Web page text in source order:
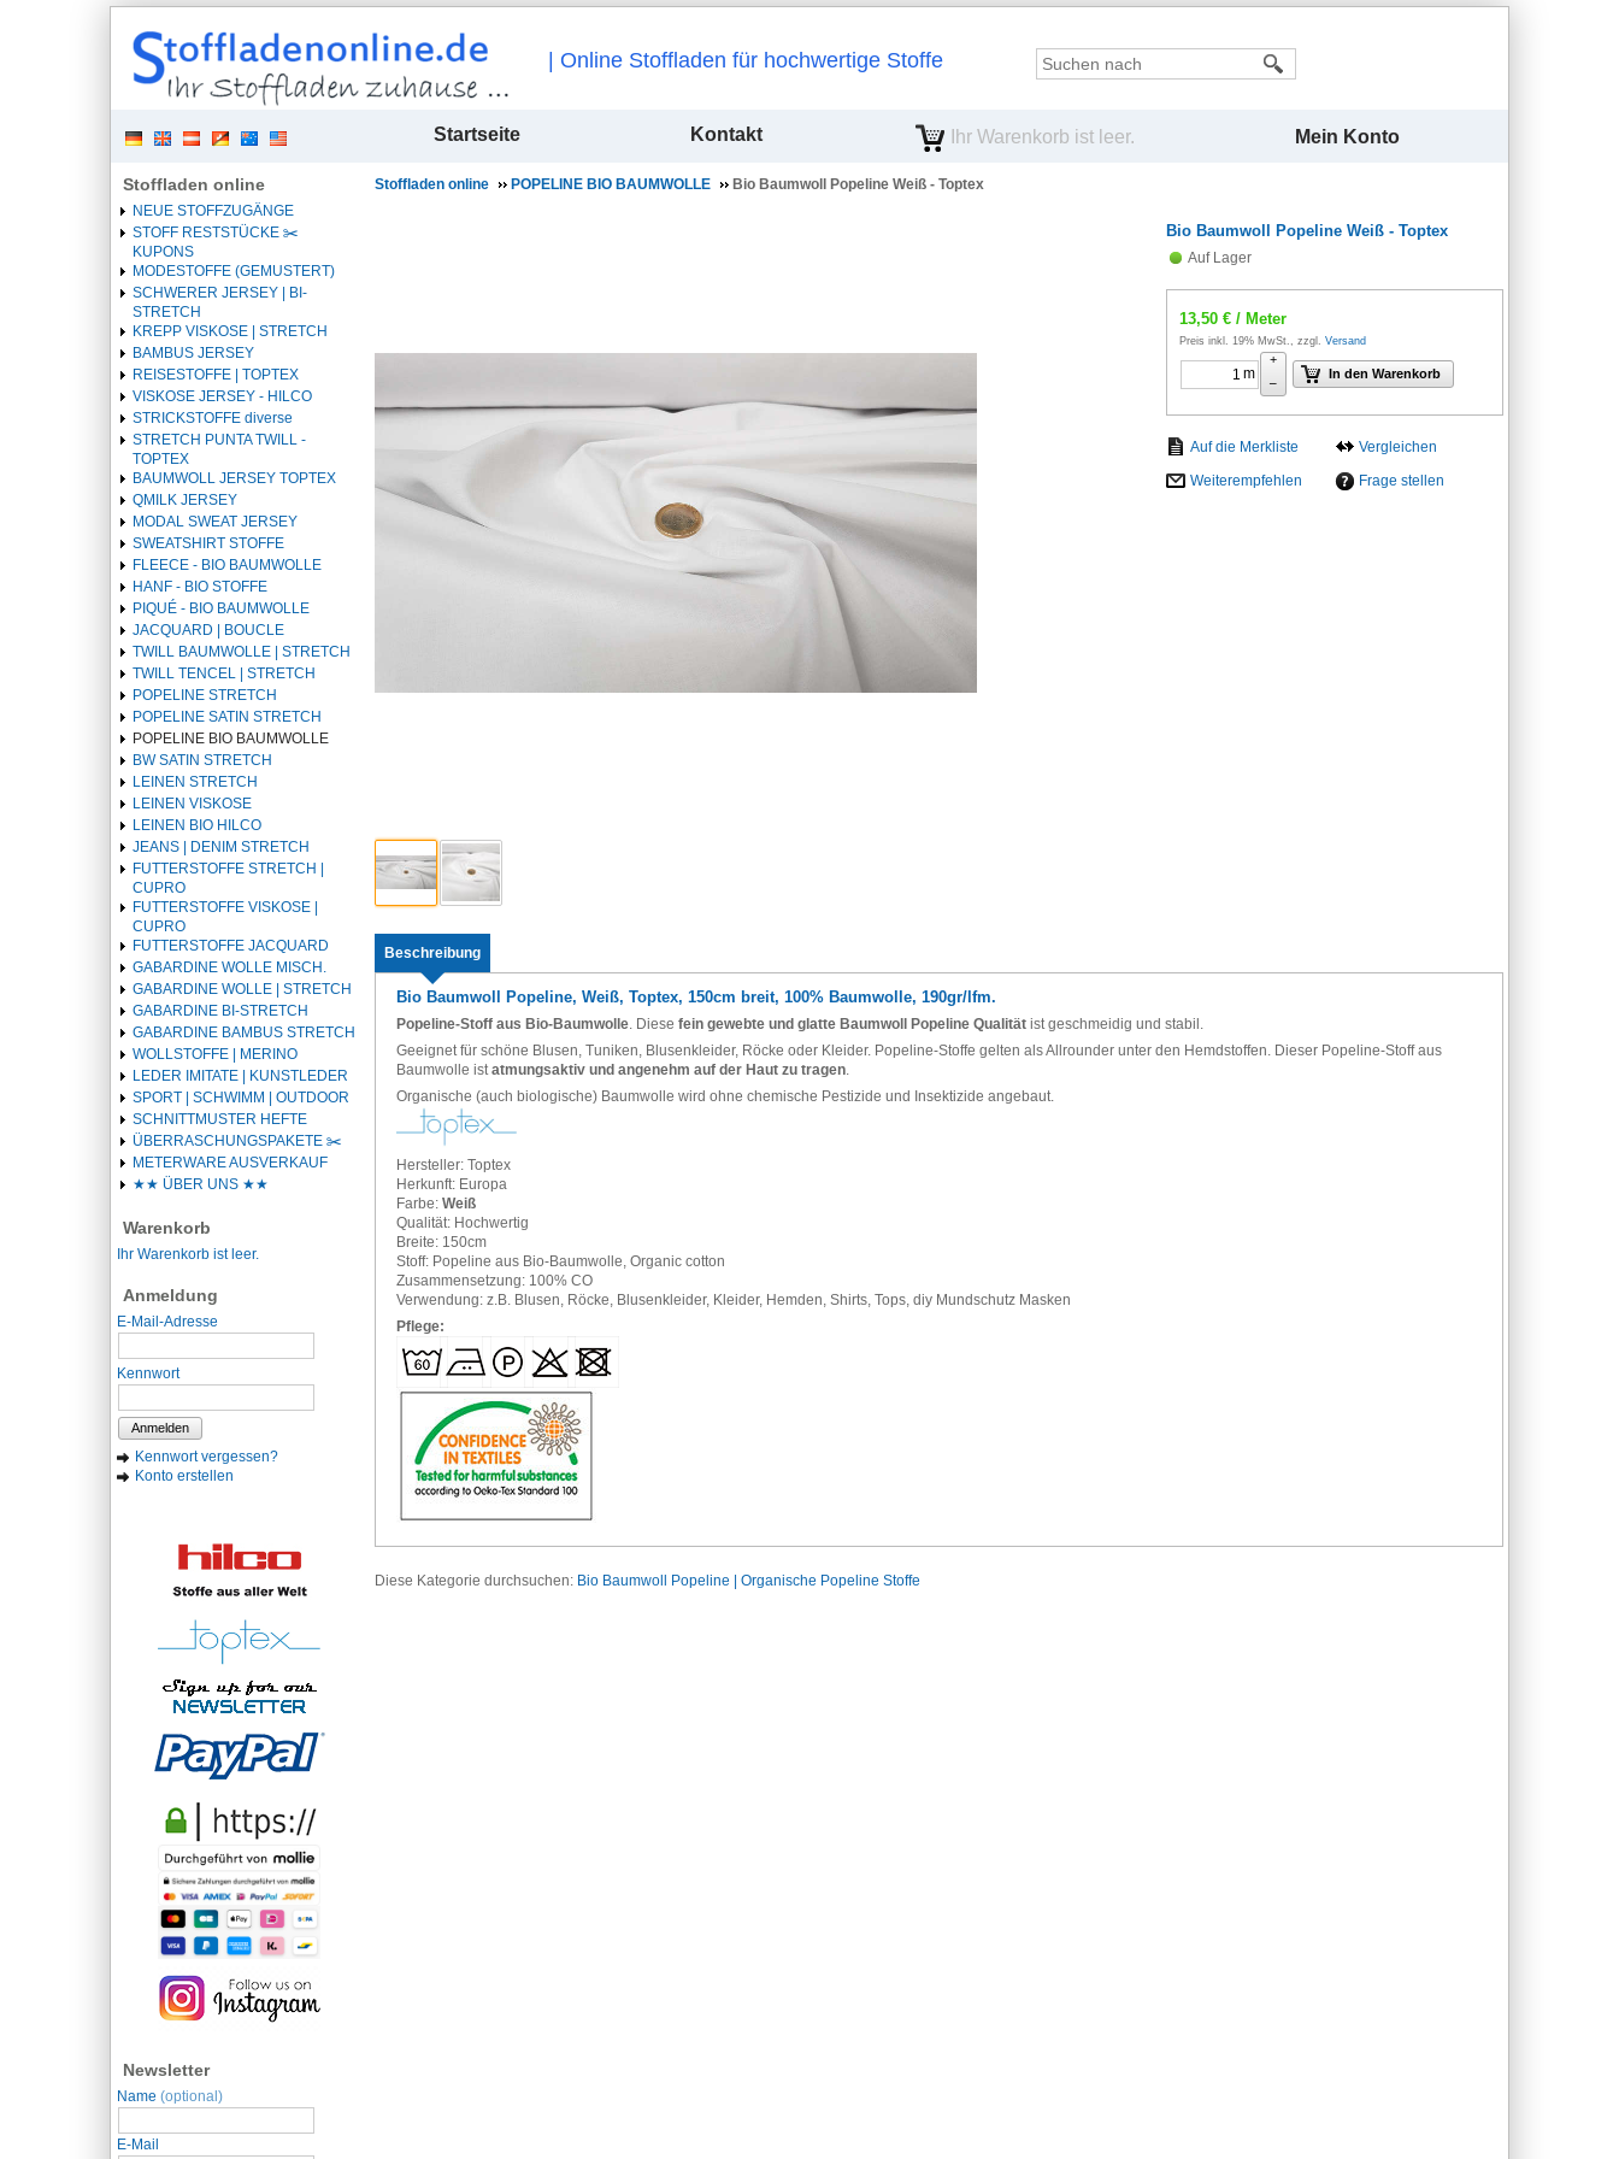
| Online Stoffladen für hochwertige Stoffe
Startseite Kontakt Ihr Warenkorb ist leer. Mein Konto
Stoffladen online
NEUE STOFFZUGÄNGE
STOFF RESTSTÜCKE ✂️️
KUPONS
MODESTOFFE (GEMUSTERT)
SCHWERER JERSEY | BI-
STRETCH
KREPP VISKOSE | STRETCH
BAMBUS JERSEY
REISESTOFFE | TOPTEX
VISKOSE JERSEY - HILCO
STRICKSTOFFE diverse
STRETCH PUNTA TWILL -
TOPTEX
BAUMWOLL JERSEY TOPTEX
QMILK JERSEY
MODAL SWEAT JERSEY
SWEATSHIRT STOFFE
FLEECE - BIO BAUMWOLLE
HANF - BIO STOFFE
PIQUÉ - BIO BAUMWOLLE
JACQUARD | BOUCLE
TWILL BAUMWOLLE | STRETCH
TWILL TENCEL | STRETCH
POPELINE STRETCH
POPELINE SATIN STRETCH
POPELINE BIO BAUMWOLLE
BW SATIN STRETCH
LEINEN STRETCH
LEINEN VISKOSE
LEINEN BIO HILCO
JEANS | DENIM STRETCH
FUTTERSTOFFE STRETCH |
CUPRO
FUTTERSTOFFE VISKOSE |
CUPRO
FUTTERSTOFFE JACQUARD
GABARDINE WOLLE MISCH.
GABARDINE WOLLE | STRETCH
GABARDINE BI-STRETCH
GABARDINE BAMBUS STRETCH
WOLLSTOFFE | MERINO
LEDER IMITATE | KUNSTLEDER
SPORT | SCHWIMM | OUTDOOR
SCHNITTMUSTER HEFTE
ÜBERRASCHUNGSPAKETE ✂️️
METERWARE AUSVERKAUF
★★ ÜBER UNS ★★
Warenkorb
Ihr Warenkorb ist leer.
Anmeldung
E-Mail-Adresse
Kennwort
Anmelden
Kennwort vergessen?
Konto erstellen
Newsletter
Name (optional)
E-Mail
Stoffladen online POPELINE BIO BAUMWOLLE Bio Baumwoll Popeline Weiß - Toptex
Bio Baumwoll Popeline Weiß - Toptex
Auf Lager
13,50 € / Meter
Preis inkl. 19% MwSt., zzgl. Versand
m
+
–
In den Warenkorb
Vergleichen
Weiterempfehlen
Frage stellen
Beschreibung
Bio Baumwoll Popeline, Weiß, Toptex, 150cm breit, 100% Baumwolle, 190gr/lfm.
Popeline-Stoff aus Bio-Baumwolle. Diese fein gewebte und glatte Baumwoll Popeline Qualitätist geschmeidig und stabil.
Geeignet für schöne Blusen, Tuniken, Blusenkleider, Röcke oder Kleider. Popeline-Stoffe gelten als Allrounder unter den Hemdstoffen. Dieser Popeline-Stoff aus
Baumwolle ist atmungsaktiv und angenehm auf der Haut zu tragen.
Organische (auch biologische) Baumwolle wird ohne chemische Pestizide und Insektizide angebaut.
Hersteller: Toptex
Herkunft: Europa
Farbe: Weiß
Qualität: Hochwertig
Breite: 150cm
Stoff: Popeline aus Bio-Baumwolle, Organic cotton
Zusammensetzung: 100% CO
Verwendung: z.B. Blusen, Röcke, Blusenkleider, Kleider, Hemden, Shirts, Tops, diy Mundschutz Masken
Pflege:
Diese Kategorie durchsuchen: Bio Baumwoll Popeline | Organische Popeline Stoffe